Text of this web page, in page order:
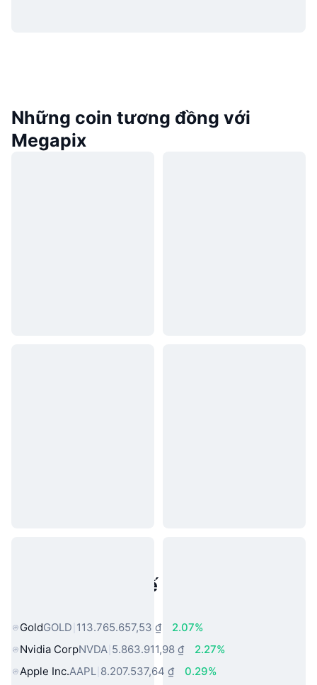
Những coin tương đồng với
Megapix
Tài sản trong thế giới thực phổ
GoldGOLD 113.765.657,53 ₫
2.07%
Nvidia CorpNVDA 5.863.911,98 ₫
2.27%
Apple Inc.AAPL 8.207.537,64 ₫
0.29%